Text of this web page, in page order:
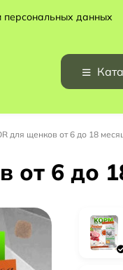
персональных данных
для щенков от 6 до 18
от 6 до